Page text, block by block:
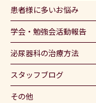
患者様に多いお悩み
学会・勉強会活動報告
泌尿器科の治療方法
スタッフブログ
その他